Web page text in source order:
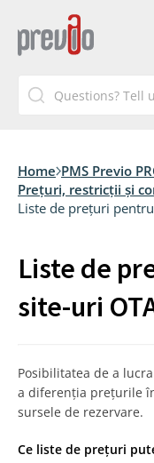
Home PMS Previo
Prețuri, restricții și
Liste de prețuri
Liste de
site-uri
Posibilitatea de a
a diferenția prețurile
sursele de rezervare.
Ce liste de prețuri